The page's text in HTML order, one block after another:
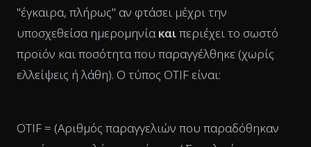
"έγκαιρα, πλήρως" αν φτάσει μέχρι την
υποσχεθείσα ημερομηνίακαιπεριέχει το σωστό
προϊόν και ποσότητα που παραγγέλθηκε (χωρίς
ελλείψεις ή λάθη). Ο τύπος OTIF είναι:
OTIF = (Αριθμός παραγγελιών που παραδόθηκαν